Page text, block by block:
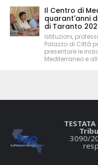
Il Centro di
quarant'anni
di Taranto
Istituzioni,
Palazzo di Città
presentare le
Mediterraneo e
3090/